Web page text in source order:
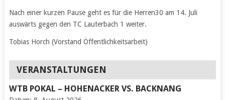
Nach einer kurzen Pause geht es für die Herren30 am 14. Juli
auswärts gegen den TC Lauterbach 1 weiter.
Tobias Horch (Vorstand Öffentlichkeitsarbeit)
VERANSTALTUNGEN
WTB POKAL – HOHENACKER VS. BACKNANG